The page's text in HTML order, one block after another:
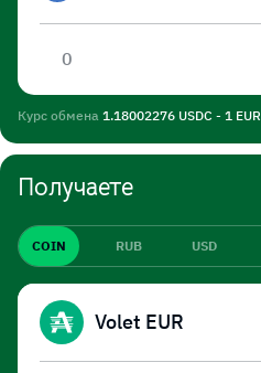
Курс обмена 1.18002276 USDC - 1 EUR
Получаете
COIN RUB USD
Volet EUR